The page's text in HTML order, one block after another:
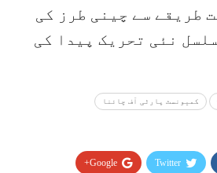
طریقے سے چینی طرز کی
نئی تحریک پیدا کی
کمیونسٹ پارٹی آف چائنا
Twitter
Google+